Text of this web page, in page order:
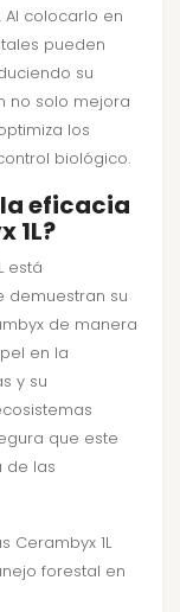
colocarlo en
pueden
su
no solo mejora
los
biológico.
eficacia
1L?
está
demuestran su
de manera
en la
y su
que este
de las
Cerambyx 1L
forestal en